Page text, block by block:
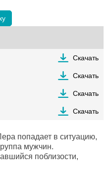
Скачать
Скачать
Скачать
Скачать
попадает в ситуацию,
мужчин.
поблизости,